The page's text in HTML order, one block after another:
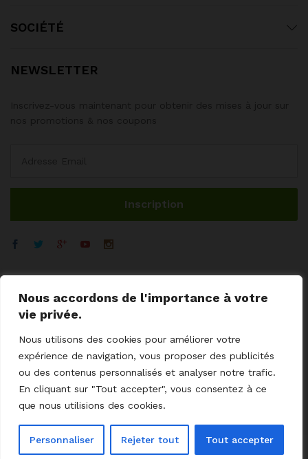
Nous accordons de l'importance à votre
vie privée.
Nous utilisons des cookies pour améliorer votre
expérience de navigation, vous proposer des publicités
ou des contenus personnalisés et analyser notre trafic.
En cliquant sur "Tout accepter", vous consentez à ce
que nous utilisions des cookies.
Personnaliser Rejeter tout Tout accepter
SOCIÉTÉ
NEWSLETTER
© 2023 GoodCoProximity.mentions légalesICGVICookies
Livraisons - retourI Aides / SAVI